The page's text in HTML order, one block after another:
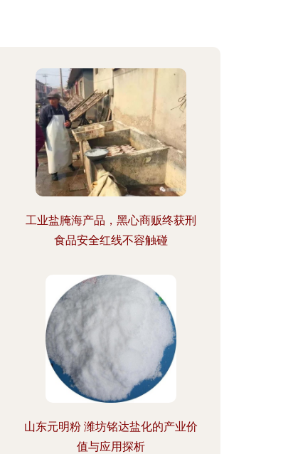
工业盐腌海产品，黑心商贩终获刑
食品安全红线不容触碰
山东元明粉 潍坊铭达盐化的产业价
值与应用探析